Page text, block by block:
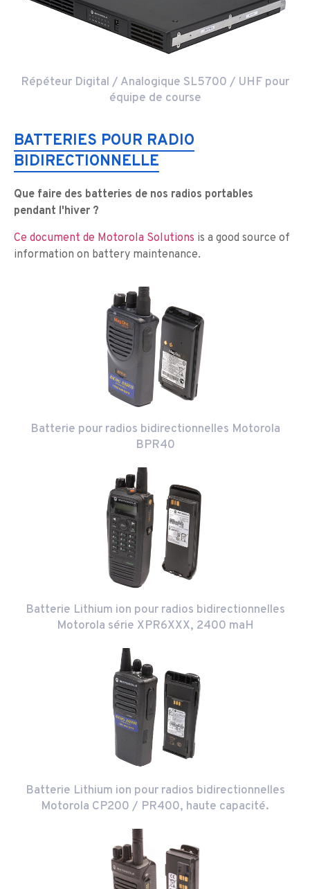
Répéteur Digital / Analogique SL5700 / UHF pour
équipe de course
BATTERIES POUR RADIO
BIDIRECTIONNELLE
Que faire des batteries de nos radios portables
pendant l'hiver ?
Ce document de Motorola Solutions is a good source of
information on battery maintenance.
Batterie pour radios bidirectionnelles Motorola
BPR40
Batterie Lithium ion pour radios bidirectionnelles
Motorola série XPR6XXX, 2400 maH
Batterie Lithium ion pour radios bidirectionnelles
Motorola CP200 / PR400, haute capacité.